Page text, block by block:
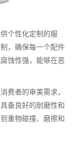
个性化定制的服
，确保每一个配件
蚀性强，能够在恶
费者的审美需求，
备良好的耐磨性和
重物碰撞、磨擦和